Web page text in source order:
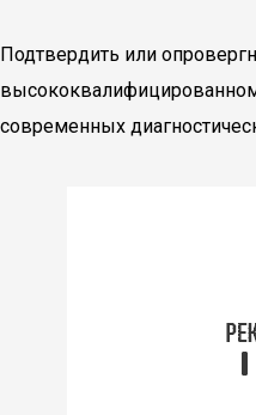
Подтвердить или
современных